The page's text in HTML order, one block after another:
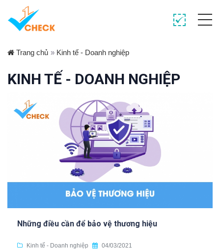
Trang chủ » Kinh tế - Doanh nghiệp
KINH TẾ - DOANH NGHIỆP
Những điều cần để bảo vệ thương hiệu
Kinh tế - Doanh nghiệp 04/03/2021